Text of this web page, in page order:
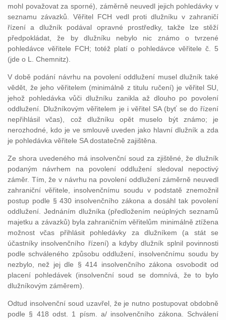
mohl považovat za sporné), záměrně neuvedl jejich pohledávky v
seznamu závazků. Věřitel FCH vedl proti dlužníku v zahraničí
řízení a dlužník podával opravné prostředky, takže lze stěží
předpokládat, že by dlužníku nebylo nic známo o tvrzené
pohledávce věřitele FCH; totéž platí o pohledávce věřitele č. 5
(jde o L. Chemnitz).
V době podání návrhu na povolení oddlužení musel dlužník také
vědět, že jeho věřitelem (minimálně z titulu ručení) je věřitel SU,
jehož pohledávka vůči dlužníku zanikla až dlouho po povolení
oddlužení. Dlužníkovým věřitelem je i věřitel SA (byť se do řízení
nepřihlásil včas), což dlužníku opět muselo být známo; je
nerozhodné, kdo je ve smlouvě uveden jako hlavní dlužník a zda
je pohledávka věřitele SA dostatečně zajištěna.
Ze shora uvedeného má insolvenční soud za zjištěné, že dlužník
podaným návrhem na povolení oddlužení sledoval nepoctivý
záměr. Tím, že v návrhu na povolení oddlužení záměrně neuvedl
zahraniční věřitele, insolvenčnímu soudu v podstatě znemožnil
postup podle § 430 insolvenčního zákona a dosáhl tak povolení
oddlužení. Jednáním dlužníka (předložením neúplných seznamů
majetku a závazků) byla zahraničním věřitelům minimálně ztížena
možnost včas přihlásit pohledávky za dlužníkem (a stát se
účastníky insolvenčního řízení) a kdyby dlužník splnil povinnosti
podle schváleného způsobu oddlužení, insolvenčnímu soudu by
nezbylo, než jej dle § 414 insolvenčního zákona osvobodit od
placení pohledávek (insolvenční soud se domnívá, že to bylo
dlužníkovým záměrem).
Odtud insolvenční soud uzavřel, že je nutno postupovat obdobně
podle § 418 odst. 1 písm. a/ insolvenčního zákona. Schválení